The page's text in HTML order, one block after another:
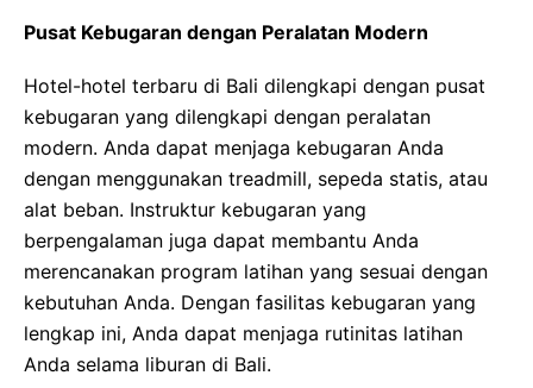
Pusat Kebugaran dengan Peralatan Modern
Hotel-hotel terbaru di Bali dilengkapi dengan pusat
kebugaran yang dilengkapi dengan peralatan
modern. Anda dapat menjaga kebugaran Anda
dengan menggunakan treadmill, sepeda statis, atau
alat beban. Instruktur kebugaran yang
berpengalaman juga dapat membantu Anda
merencanakan program latihan yang sesuai dengan
kebutuhan Anda. Dengan fasilitas kebugaran yang
lengkap ini, Anda dapat menjaga rutinitas latihan
Anda selama liburan di Bali.